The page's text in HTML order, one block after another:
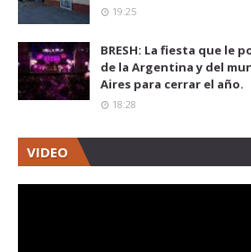
19:25
BRESH: La fiesta que le
de la Argentina y del
Aires para cerrar el año.
18:28
VIDEO